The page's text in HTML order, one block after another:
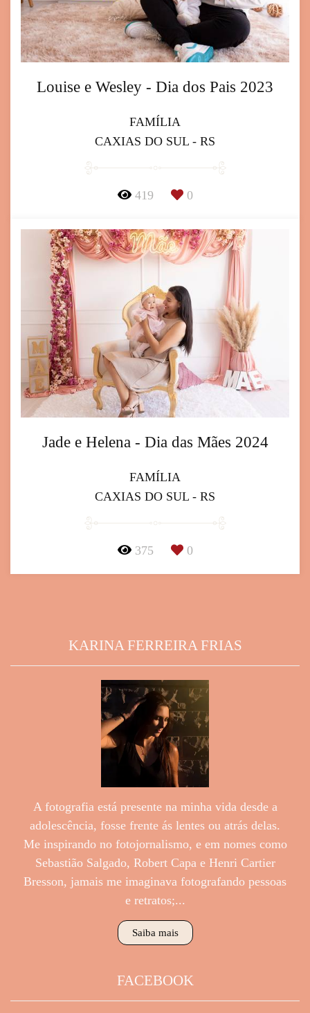
Louise e Wesley - Dia dos Pais 2023
FAMÍLIA
CAXIAS DO SUL - RS
419 0
Jade e Helena - Dia das Mães 2024
FAMÍLIA
CAXIAS DO SUL - RS
375 0
KARINA FERREIRA FRIAS
A fotografia está presente na minha vida desde a
adolescência, fosse frente ás lentes ou atrás delas.
Me inspirando no fotojornalismo, e em nomes como
Sebastião Salgado, Robert Capa e Henri Cartier
Bresson, jamais me imaginava fotografando pessoas
e retratos;...
Saiba mais
FACEBOOK